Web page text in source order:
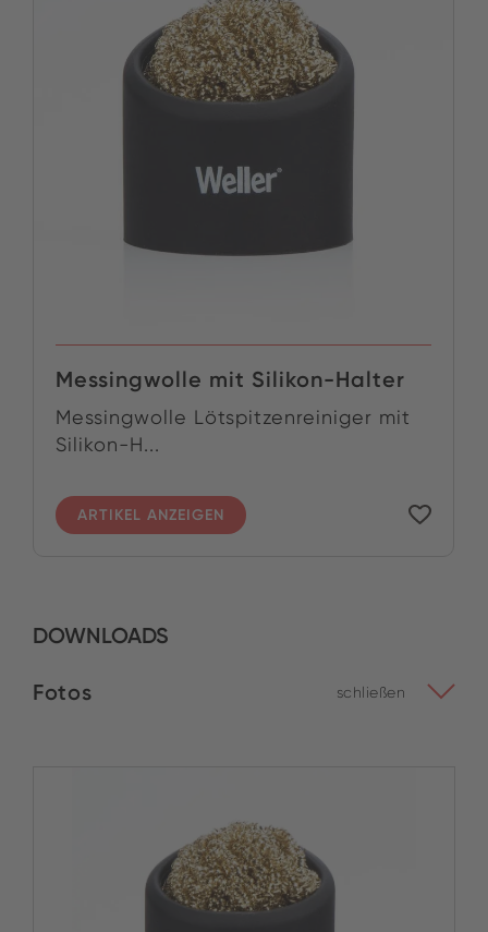
Messingwolle mit Silikon-Halter
Messingwolle Lötspitzenreiniger mit
Silikon-H...
ARTIKEL ANZEIGEN
DOWNLOADS
Fotos schließen